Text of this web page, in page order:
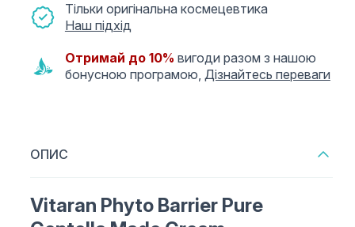
Тільки оригінальна космецевтика
Наш підхід
Отримай до 10% вигоди разом з нашою
бонусною програмою, Дізнайтесь переваги
ОПИС
Vitaran Phyto Barrier Pure